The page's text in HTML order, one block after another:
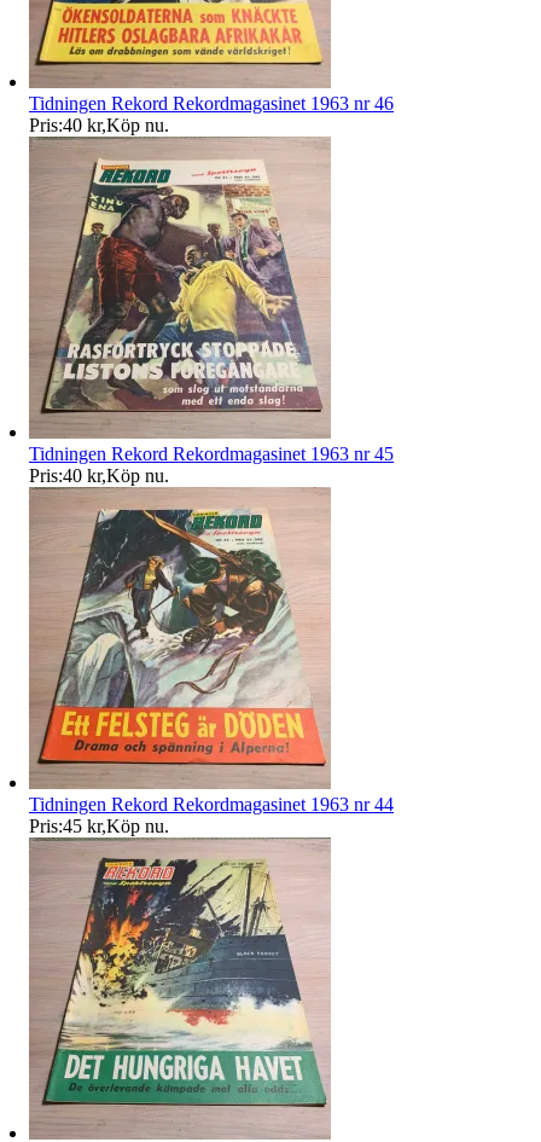
Tidningen Rekord Rekordmagasinet 1963 nr 46
Pris:40 kr,Köp nu.
Tidningen Rekord Rekordmagasinet 1963 nr 45
Pris:40 kr,Köp nu.
Tidningen Rekord Rekordmagasinet 1963 nr 44
Pris:45 kr,Köp nu.